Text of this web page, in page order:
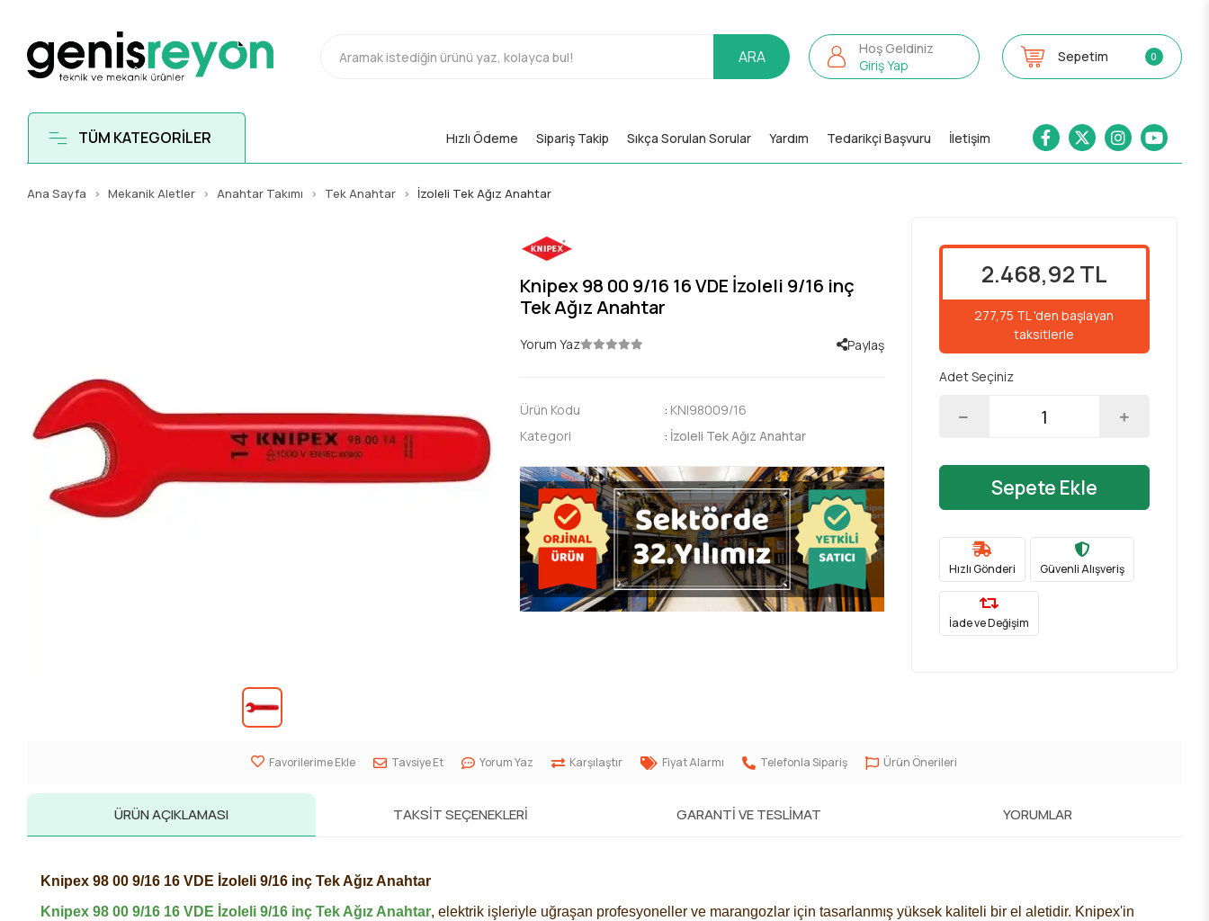
ARA
Hoş Geldiniz
Giriş Yap
Sepetim 0
TÜM KATEGORİLER Hızlı Ödeme Sipariş Takip Sıkça Sorulan Sorular Yardım Tedarikçi Başvuru İletişim
Ana Sayfa Mekanik Aletler Anahtar Takımı Tek Anahtar İzoleli Tek Ağız Anahtar
Knipex 98 00 9/16 16 VDE İzoleli 9/16 inç
Tek Ağız Anahtar
Yorum Yaz Paylaş
Ürün Kodu : KNI98009/16
Kategori
: İzoleli Tek Ağız Anahtar
2.468,92 TL
277,75 TL 'den başlayan
taksitlerle
Adet Seçiniz
Sepete Ekle
Hızlı Gönderi Güvenli Alışveriş
İade ve Değişim
Favorilerime Ekle Tavsiye Et Yorum Yaz Karşılaştır Fiyat Alarmı Telefonla Sipariş Ürün Önerileri
ÜRÜN AÇIKLAMASI TAKSIT SEÇENEKLERI GARANTI VE TESLIMAT YORUMLAR
Knipex 98 00 9/16 16 VDE İzoleli 9/16 inç Tek Ağız Anahtar
Knipex 98 00 9/16 16 VDE İzoleli 9/16 inç Tek Ağız Anahtar, elektrik işleriyle uğraşan profesyoneller ve marangozlar için tasarlanmış yüksek kaliteli bir el aletidir. Knipex'in